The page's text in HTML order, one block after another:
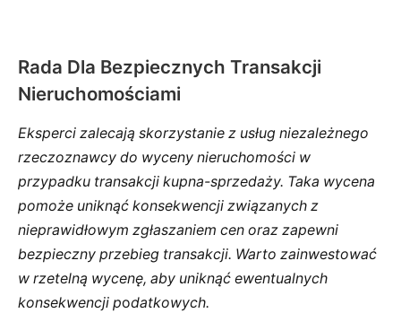
Rada Dla Bezpiecznych Transakcji
Nieruchomościami
Eksperci zalecają skorzystanie z usług niezależnego
rzeczoznawcy do wyceny nieruchomości w
przypadku transakcji kupna-sprzedaży. Taka wycena
pomoże uniknąć konsekwencji związanych z
nieprawidłowym zgłaszaniem cen oraz zapewni
bezpieczny przebieg transakcji. Warto zainwestować
w rzetelną wycenę, aby uniknąć ewentualnych
konsekwencji podatkowych.